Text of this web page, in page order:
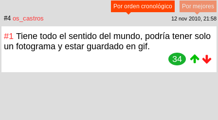
Por mejores
Por orden cronológico
#4 os_castros 12 nov 2010, 21:58
#1 Tiene todo el sentido del mundo, podría tener solo
un fotograma y estar guardado en gif.
34